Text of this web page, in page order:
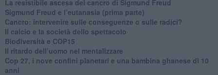
​La resistibile ascesa del cancro di Sigmund Freud
Sigmund Freud e l’eutanasia (prima parte)
Cancro: intervenire sulle conseguenze o sulle radici?
​Il calcio e la società dello spettacolo
Biodiversità e COP15
​Il ritardo dell’uomo nel mentalizzare
​Cop 27, i nove confini planetari e una bambina ghanese di 10
anni